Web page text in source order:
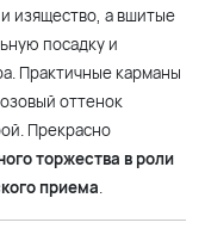
изящество, а вшитые
посадку и
Практичные карманы
оттенок
Прекрасно
торжества в роли
приема.